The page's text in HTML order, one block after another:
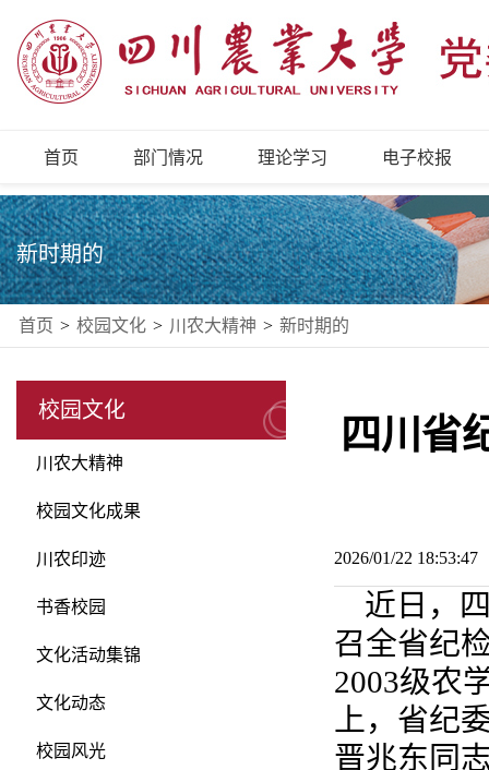
首页 部门情况 理论学习 电子校报
新时期的
首页 > 校园文化 > 川农大精神 > 新时期的
校园文化
川农大精神
校园文化成果
川农印迹
书香校园
文化活动集锦
文化动态
校园风光
四川省
2026/01/22
近日，
召全省纪
2003级农
上，省纪
晋兆东同